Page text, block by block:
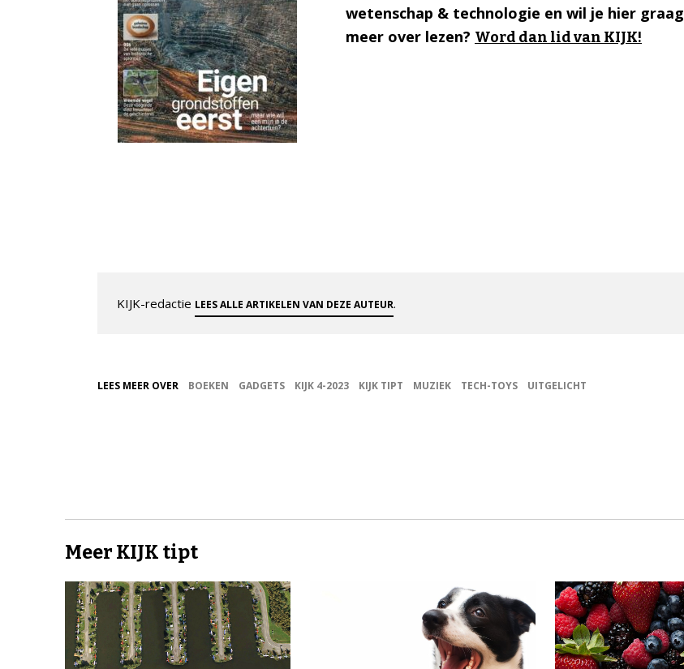
wetenschap & technologie en wil je hier graag
meer over lezen? Word dan lid van KIJK!
KIJK-redactie LEES ALLE ARTIKELEN VAN DEZE AUTEUR.
LEES MEER OVER BOEKEN GADGETS KIJK 4-2023 KIJK TIPT MUZIEK TECH-TOYS UITGELICHT
Meer KIJK tipt